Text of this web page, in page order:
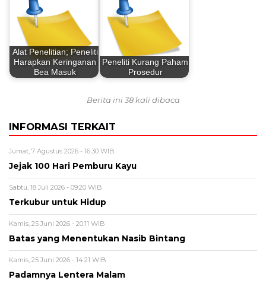
Alat Penelitian; Peneliti
Harapkan Keringanan
Bea Masuk
Peneliti Kurang Paham
Prosedur
Berita ini 38 kali dibaca
INFORMASI TERKAIT
Jumat, 7 Agustus 2026 - 16:30 WIB
Jejak 100 Hari Pemburu Kayu
Sabtu, 18 Juli 2026 - 09:20 WIB
Terkubur untuk Hidup
Kamis, 25 Juni 2026 - 20:11 WIB
Batas yang Menentukan Nasib Bintang
Kamis, 25 Juni 2026 - 14:21 WIB
Padamnya Lentera Malam